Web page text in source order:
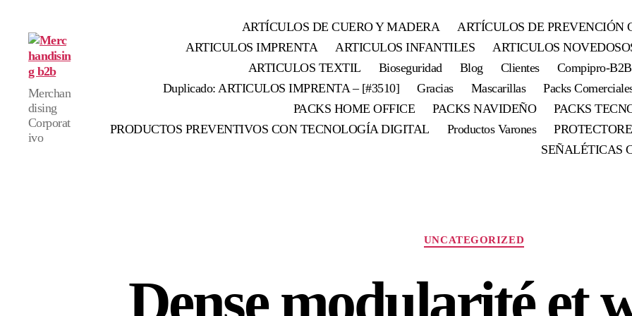
Merchandising
b2b
Merchan
dising
Corporat
ivo
ARTÍCULOS DE CUERO Y MADERA
ARTÍCULOS DE PREVENCIÓN
ARTICULOS IMPRENTA
ARTICULOS INFANTILES
ARTICULOS
ARTICULOS TEXTIL
Bioseguridad Blog Clientes
Compipro-B2B
Duplicado: ARTICULOS IMPRENTA – [#3510]
Gracias Mascarillas
Packs
PACKS HOME OFFICE
PACKS NAVIDEÑO
PACKS
PRODUCTOS PREVENTIVOS CON TECNOLOGÍA DIGITAL
Productos Varones
SEÑALÉTICAS
Categorías
UNCATEGORIZED
Dense modularité et